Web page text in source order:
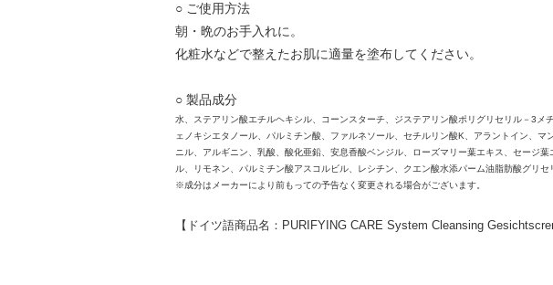
○ ご使用方法
朝・晩のお手入れに。
化粧水などで整えたお肌に適量を塗布してください。
○ 製品成分
水、ステアリン酸エチルヘキシル、コーンスターチ、ジステアリン酸ポリグリセリル－3
ェノキシエタノール、パルミチン酸、ファルネソール、セチルリン酸K、アラントイン、
ニル、アルギニン、乳酸、酸化亜鉛、安息香酸ベンジル、ローズマリー葉エキス、セージ
ル、リモネン、パルミチン酸アスコルビル、レシチン、クエン酸水添パーム油脂肪酸グリセ
※成分はメーカーにより前もっての予告なく変更される場合がございます。
【ドイツ語商品名：PURIFYING CARE System Cleansing